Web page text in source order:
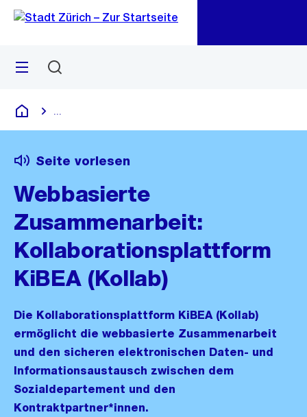
Navigation
Sprunglink
Menü
Deutsch
Seite vorlesen
Webbasierte
Zusammenarbeit:
Kollaborationsplattform
KiBEA (Kollab)
Die Kollaborationsplattform KiBEA (Kollab)
ermöglicht die webbasierte Zusammenarbeit
und den sicheren elektronischen Daten- und
Informationsaustausch zwischen dem
Sozialdepartement und den
Kontraktpartner*innen.